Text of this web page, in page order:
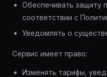
Обеспечивать защиту
соответствии с
Уведомлять о
Сервис имеет право:
Изменять тарифы,